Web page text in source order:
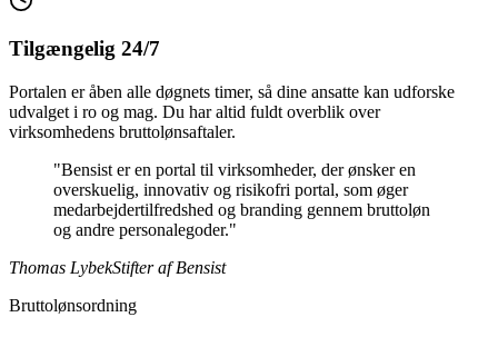
Tilgængelig 24/7
Portalen er åben alle døgnets timer, så dine ansatte kan udforske
udvalget i ro og mag. Du har altid fuldt overblik over
virksomhedens bruttolønsaftaler.
"Bensist er en portal til virksomheder, der ønsker en
overskuelig, innovativ og risikofri portal, som øger
medarbejdertilfredshed og branding gennem bruttoløn
og andre personalegoder."
Thomas LybekStifter af Bensist
Bruttolønsordning